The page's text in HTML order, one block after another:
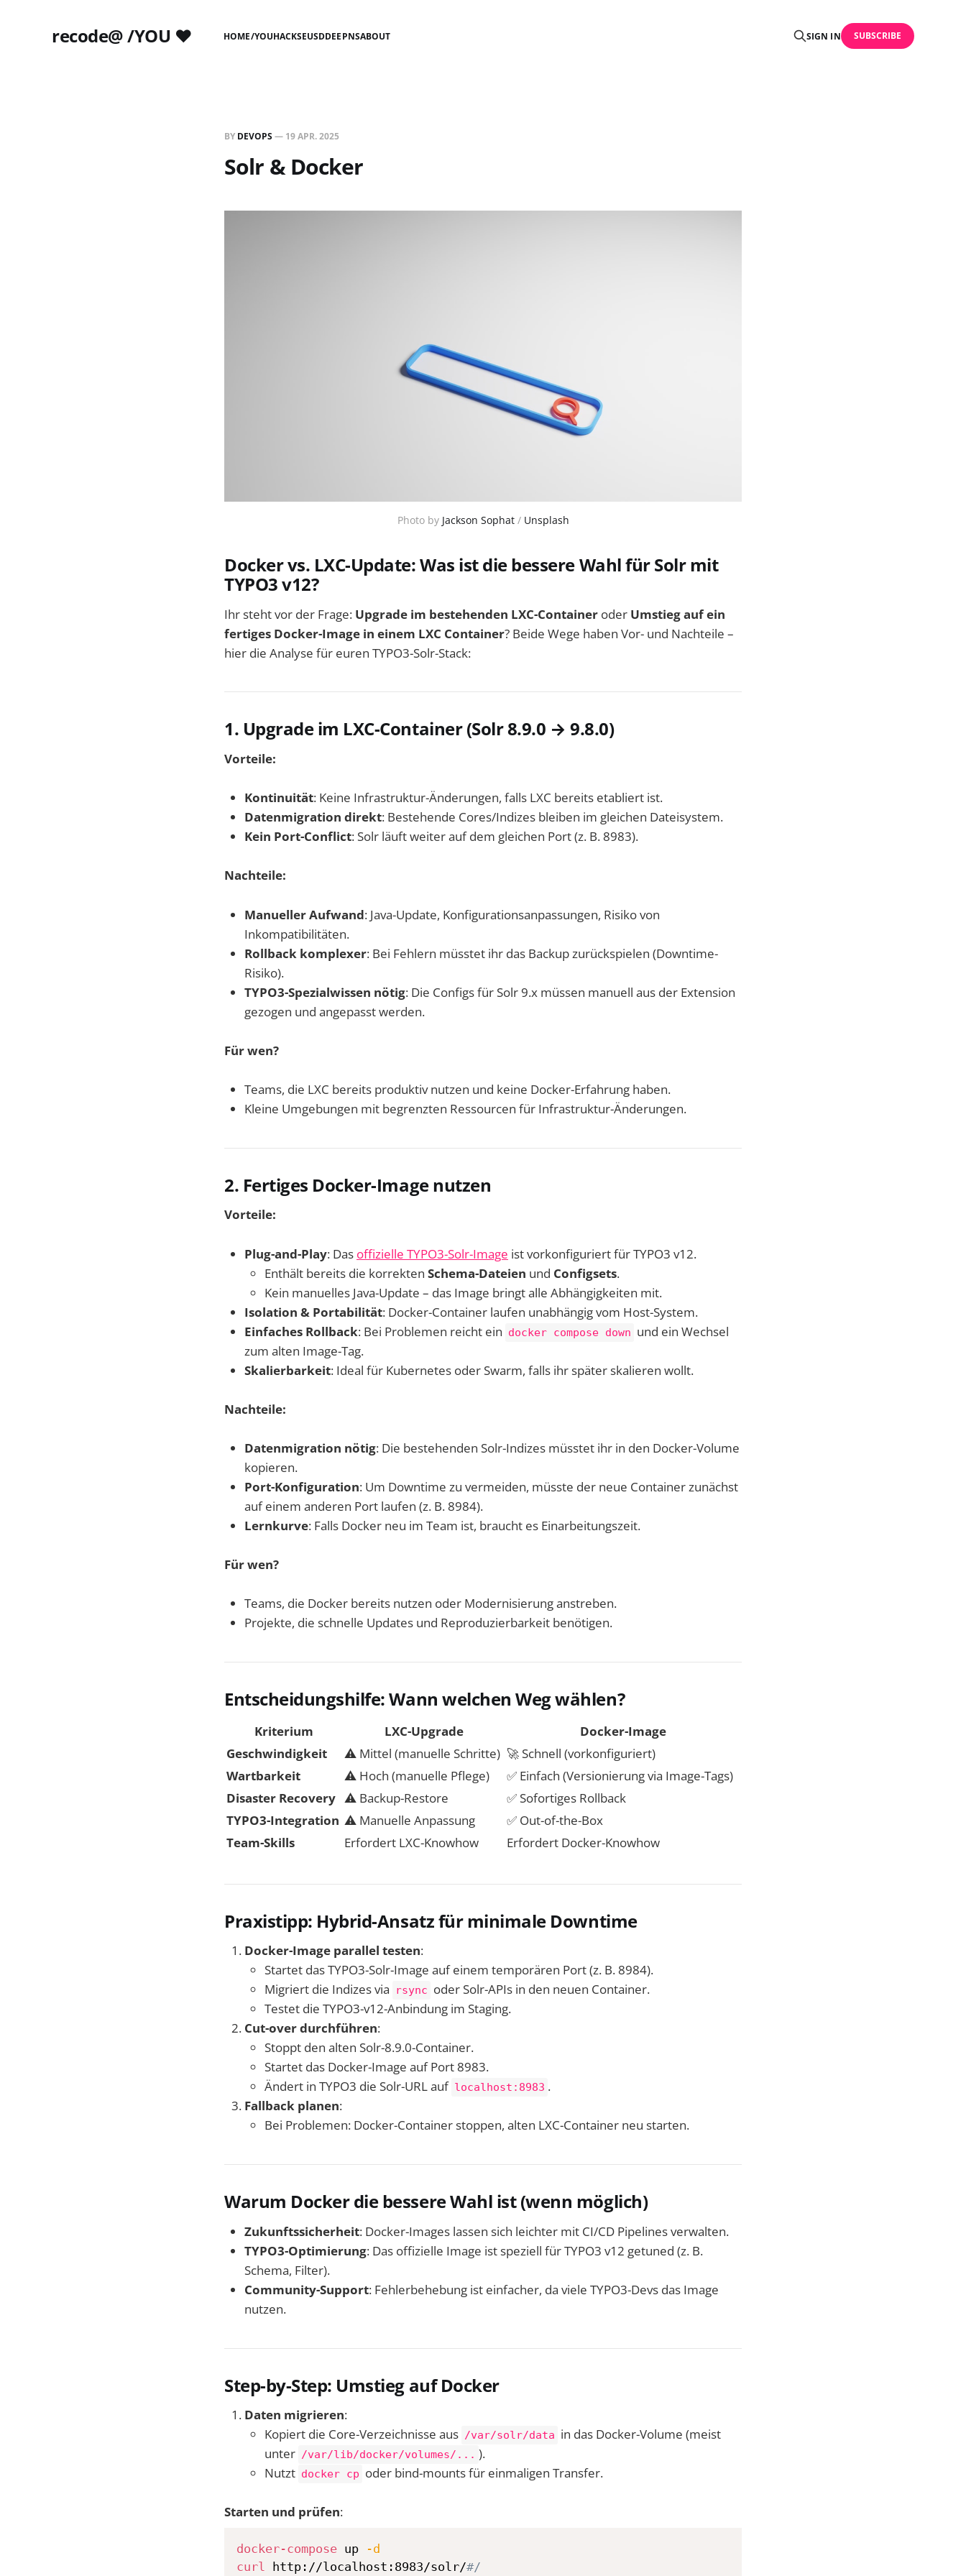
recode@ /YOU ❤️ HOME/YOUHACKSEUSDDEEPNSABOUT SIGN IN SUBSCRIBE
BY DEVOPS— 19 APR. 2025
Solr & Docker
Photo by Jackson Sophat / Unsplash
Docker vs. LXC-Update: Was ist die bessere Wahl für Solr mit
TYPO3 v12?
Ihr steht vor der Frage: Upgrade im bestehenden LXC-Container oder Umstieg auf ein
fertiges Docker-Image in einem LXC Container? Beide Wege haben Vor- und Nachteile –
hier die Analyse für euren TYPO3-Solr-Stack:
1. Upgrade im LXC-Container (Solr 8.9.0 → 9.8.0)
Vorteile:
Kontinuität: Keine Infrastruktur-Änderungen, falls LXC bereits etabliert ist.
Datenmigration direkt: Bestehende Cores/Indizes bleiben im gleichen Dateisystem.
Kein Port-Conflict: Solr läuft weiter auf dem gleichen Port (z. B. 8983).
Nachteile:
Manueller Aufwand: Java-Update, Konfigurationsanpassungen, Risiko von
Inkompatibilitäten.
Rollback komplexer: Bei Fehlern müsstet ihr das Backup zurückspielen (Downtime-
Risiko).
TYPO3-Spezialwissen nötig: Die Configs für Solr 9.x müssen manuell aus der Extension
gezogen und angepasst werden.
Für wen?
Teams, die LXC bereits produktiv nutzen und keine Docker-Erfahrung haben.
Kleine Umgebungen mit begrenzten Ressourcen für Infrastruktur-Änderungen.
2. Fertiges Docker-Image nutzen
Vorteile:
Plug-and-Play: Das offizielle TYPO3-Solr-Image ist vorkonfiguriert für TYPO3 v12.
Enthält bereits die korrekten Schema-Dateien und Configsets.
Kein manuelles Java-Update – das Image bringt alle Abhängigkeiten mit.
Isolation & Portabilität: Docker-Container laufen unabhängig vom Host-System.
Einfaches Rollback: Bei Problemen reicht ein docker compose down und ein Wechsel
zum alten Image-Tag.
Skalierbarkeit: Ideal für Kubernetes oder Swarm, falls ihr später skalieren wollt.
Nachteile:
Datenmigration nötig: Die bestehenden Solr-Indizes müsstet ihr in den Docker-Volume
kopieren.
Port-Konfiguration: Um Downtime zu vermeiden, müsste der neue Container zunächst
auf einem anderen Port laufen (z. B. 8984).
Lernkurve: Falls Docker neu im Team ist, braucht es Einarbeitungszeit.
Für wen?
Teams, die Docker bereits nutzen oder Modernisierung anstreben.
Projekte, die schnelle Updates und Reproduzierbarkeit benötigen.
Entscheidungshilfe: Wann welchen Weg wählen?
Kriterium LXC-Upgrade
Docker-Image
Geschwindigkeit
⚠️ Mittel (manuelle Schritte) 🚀 Schnell (vorkonfiguriert)
Wartbarkeit
⚠️ Hoch (manuelle Pflege)
✅ Einfach (Versionierung via Image-Tags)
Disaster Recovery ⚠️ Backup-Restore
✅ Sofortiges Rollback
TYPO3-Integration ⚠️ Manuelle Anpassung
✅ Out-of-the-Box
Team-Skills
Erfordert LXC-Knowhow Erfordert Docker-Knowhow
Praxistipp: Hybrid-Ansatz für minimale Downtime
Docker-Image parallel testen:
Startet das TYPO3-Solr-Image auf einem temporären Port (z. B. 8984).
Migriert die Indizes via
rsync oder Solr-APIs in den neuen Container.
Testet die TYPO3-v12-Anbindung im Staging.
Cut-over durchführen:
Stoppt den alten Solr-8.9.0-Container.
Startet das Docker-Image auf Port 8983.
Ändert in TYPO3 die Solr-URL auf localhost:8983 .
Fallback planen:
Bei Problemen: Docker-Container stoppen, alten LXC-Container neu starten.
Warum Docker die bessere Wahl ist (wenn möglich)
Zukunftssicherheit: Docker-Images lassen sich leichter mit CI/CD Pipelines verwalten.
TYPO3-Optimierung: Das offizielle Image ist speziell für TYPO3 v12 getuned (z. B.
Schema, Filter).
Community-Support: Fehlerbehebung ist einfacher, da viele TYPO3-Devs das Image
nutzen.
Step-by-Step: Umstieg auf Docker
Daten migrieren:
Kopiert die Core-Verzeichnisse aus /var/solr/data in das Docker-Volume (meist
unter /var/lib/docker/volumes/... ).
Nutzt docker cp oder bind-mounts für einmaligen Transfer.
Starten und prüfen:
docker-compose up
-d
curl
http://localhost:8983/solr/#/